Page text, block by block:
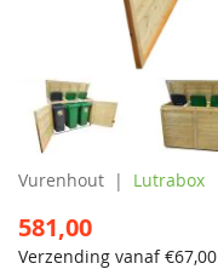
Vurenhout Lutrabox
581,00
Verzending vanaf €67,00